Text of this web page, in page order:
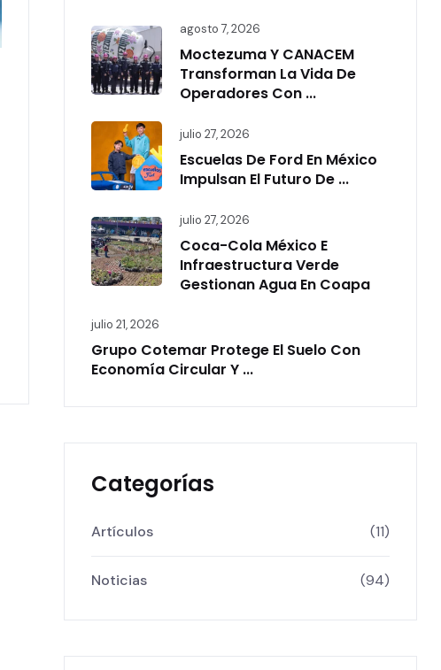
agosto 7, 2026
Moctezuma Y CANACEM
Transforman La Vida De
Operadores Con ...
julio 27, 2026
Escuelas De Ford En México
Impulsan El Futuro De ...
julio 27, 2026
Coca-Cola México E
Infraestructura Verde
Gestionan Agua En Coapa
julio 21, 2026
Grupo Cotemar Protege El Suelo Con
Economía Circular Y ...
Categorías
Artículos (11)
Noticias (94)